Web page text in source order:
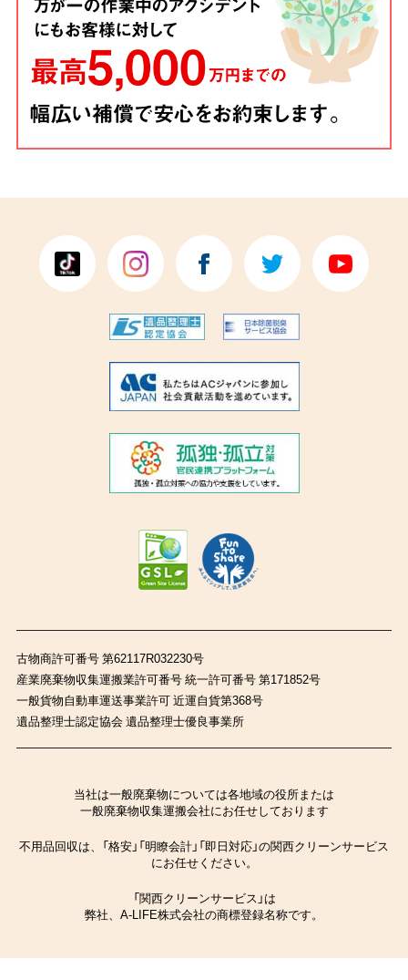
古物商許可番号 第62117R032230号
産業廃棄物収集運搬業許可番号 統一許可番号 第171852号
一般貨物自動車運送事業許可 近運自貨第368号
遺品整理士認定協会 遺品整理士優良事業所
当社は一般廃棄物については各地域の役所または
一般廃棄物収集運搬会社にお任せしております
不用品回収は、「格安」「明瞭会計」「即日対応」の関西クリーンサービス
にお任せください。
「関西クリーンサービス」は
弊社、A-LIFE株式会社の商標登録名称です。